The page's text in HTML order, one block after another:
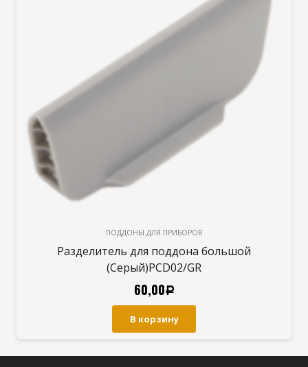
ПОДДОНЫ ДЛЯ ПРИБОРОВ
Разделитель для поддона большой
(Серый)PCD02/GR
60,00Р
В корзину